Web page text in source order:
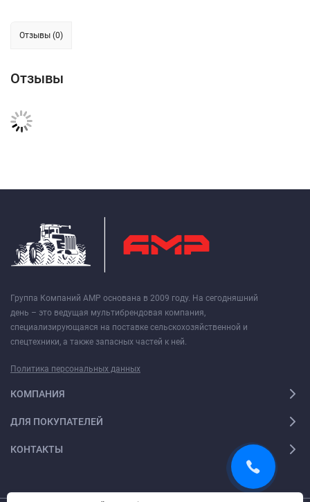
Отзывы (0)
Отзывы
Группа Компаний АМР основана в 2009 году. На сегодняшний
день – это ведущая мультибрендовая компания,
специализирующаяся на поставке сельскохозяйственной и
спецтехники, а также запасных частей к ней.
Политика персональных данных
КОМПАНИЯ
ДЛЯ ПОКУПАТЕЛЕЙ
КОНТАКТЫ